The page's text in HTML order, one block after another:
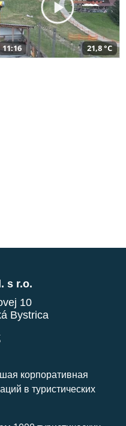
11:16 21,8 °C
s r.o.
10
Bystrica
корпоративная
в туристических